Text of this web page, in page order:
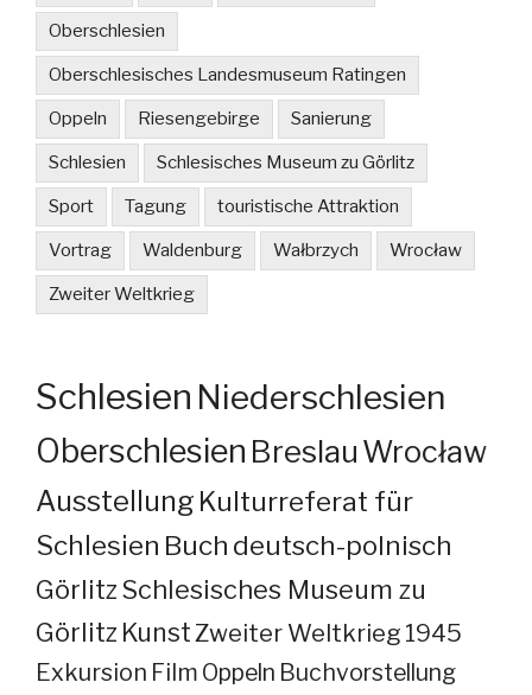
Oberschlesien
Oberschlesisches Landesmuseum Ratingen
Oppeln Riesengebirge Sanierung
Schlesien Schlesisches Museum zu Görlitz
Sport Tagung touristische Attraktion
Vortrag Waldenburg Wałbrzych Wrocław
Zweiter Weltkrieg
Schlesien Niederschlesien
Oberschlesien Breslau Wrocław
Ausstellung Kulturreferat für
Schlesien Buch deutsch-polnisch
GörlitzSchlesisches Museum zu
Görlitz KunstZweiter Weltkrieg 1945
Exkursion Film Oppeln Buchvorstellung